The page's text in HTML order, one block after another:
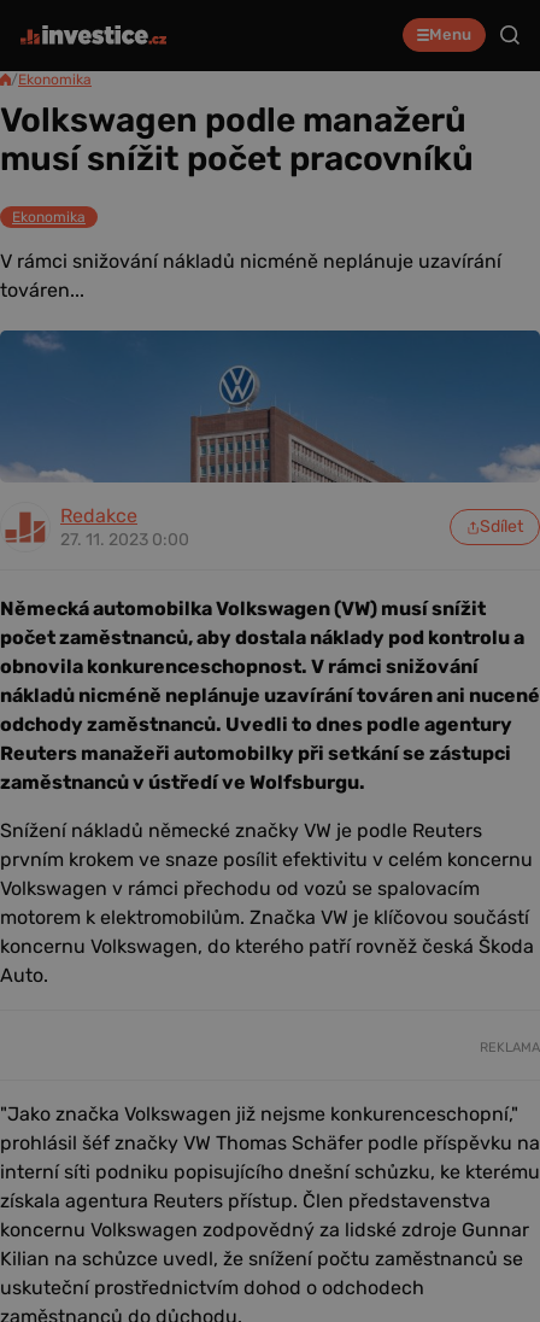
Menu
/Ekonomika
Volkswagen podle manažerů
musí snížit počet pracovníků
Ekonomika
V rámci snižování nákladů nicméně neplánuje uzavírání
továren...
Redakce
27. 11. 2023 0:00
Sdílet
Německá automobilka Volkswagen (VW) musí snížit
počet zaměstnanců, aby dostala náklady pod kontrolu a
obnovila konkurenceschopnost. V rámci snižování
nákladů nicméně neplánuje uzavírání továren ani nucené
odchody zaměstnanců. Uvedli to dnes podle agentury
Reuters manažeři automobilky při setkání se zástupci
zaměstnanců v ústředí ve Wolfsburgu.
Snížení nákladů německé značky VW je podle Reuters
prvním krokem ve snaze posílit efektivitu v celém koncernu
Volkswagen v rámci přechodu od vozů se spalovacím
motorem k elektromobilům. Značka VW je klíčovou součástí
koncernu Volkswagen, do kterého patří rovněž česká Škoda
Auto.
REKLAMA
"Jako značka Volkswagen již nejsme konkurenceschopní,"
prohlásil šéf značky VW Thomas Schäfer podle příspěvku na
interní síti podniku popisujícího dnešní schůzku, ke kterému
získala agentura Reuters přístup. Člen představenstva
koncernu Volkswagen zodpovědný za lidské zdroje Gunnar
Kilian na schůzce uvedl, že snížení počtu zaměstnanců se
uskuteční prostřednictvím dohod o odchodech
zaměstnanců do důchodu.